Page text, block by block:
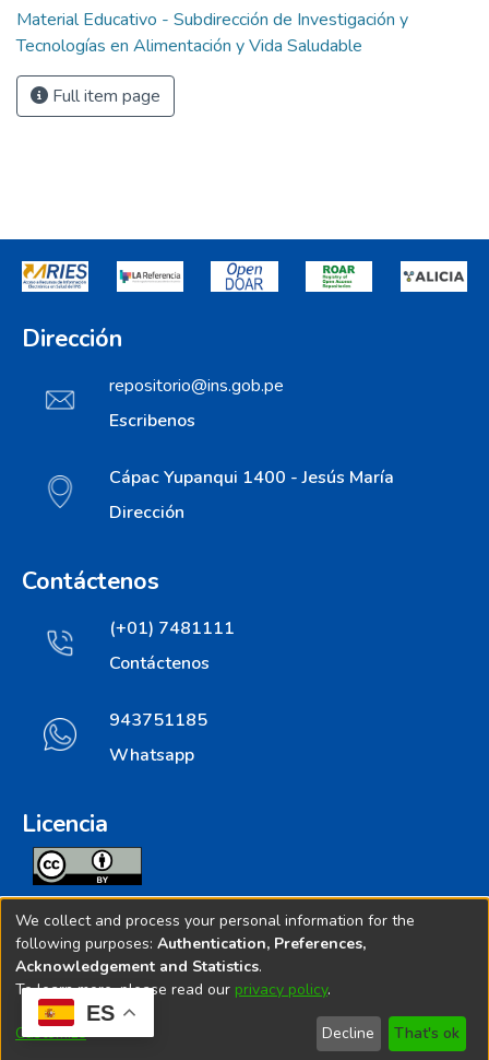
ES
Material Educativo - Subdirección de Investigación y
Tecnologías en Alimentación y Vida Saludable
Full item page
Dirección
repositorio@ins.gob.pe
Escribenos
Cápac Yupanqui 1400 - Jesús María
Dirección
Contáctenos
(+01) 7481111
Contáctenos
943751185
Whatsapp
Licencia
Todos los contenidos de repositorio.ins.gob.pe estan
licenciados bajo
Creative Commoms License
© 2025. Instituto Nacional de Salud - Implementado por
We collect and process your personal information for the
following purposes: Authentication, Preferences,
Acknowledgement and Statistics.
To learn more, please read our privacy policy.
Customize Decline That's ok